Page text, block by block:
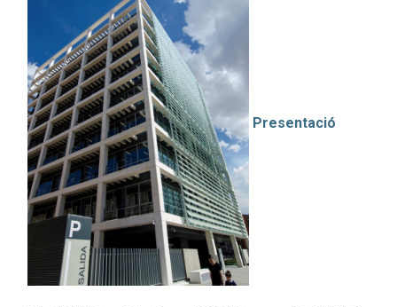
Presentació